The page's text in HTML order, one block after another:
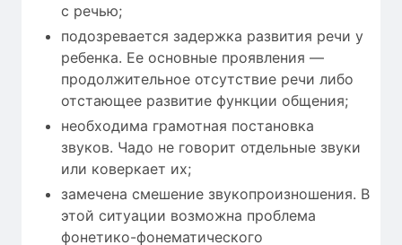
с речью;
подозревается задержка развития речи у
ребенка. Ее основные проявления —
продолжительное отсутствие речи либо
отстающее развитие функции общения;
необходима грамотная постановка
звуков. Чадо не говорит отдельные звуки
или коверкает их;
замечена смешение звукопроизношения. В
этой ситуации возможна проблема
фонетико-фонематического